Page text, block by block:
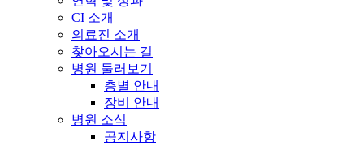
CI 소개
의료진 소개
찾아오시는 길
병원 둘러보기
층별 안내
장비 안내
병원 소식
공지사항